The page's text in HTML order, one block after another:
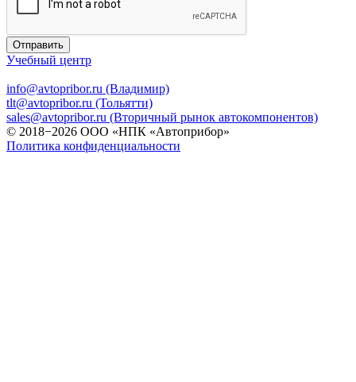
Отправить
Учебный центр
info@avtopribor.ru (Владимир)
tlt@avtopribor.ru (Тольятти)
sales@avtopribor.ru (Вторичный рынок автокомпонентов)
© 2018−2026 ООО «НПК «Автоприбор»
Политика конфиденциальности